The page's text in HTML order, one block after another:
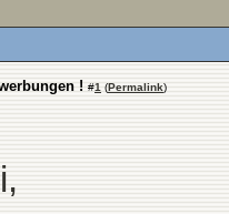
! #1 (Permalink)